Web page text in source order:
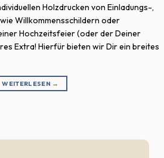
Holzdrucken von Einladungs-,
Willkommensschildern oder
Hochzeitsfeier (oder der Deiner
Extra! Hierfür bieten wir Dir ein breites
WEITERLESEN →